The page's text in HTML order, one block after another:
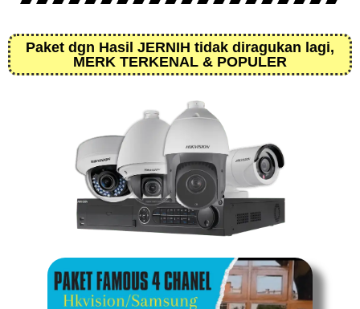
Paket dgn Hasil JERNIH tidak diragukan lagi,
MERK TERKENAL & POPULER